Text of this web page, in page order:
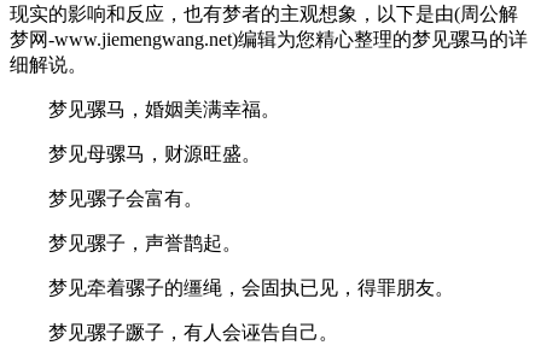
现实的影响和反应，也有梦者的主观想象，以下是由(周公解
梦网-www.jiemengwang.net)编辑为您精心整理的梦见骡马的详
细解说。
梦见骡马，婚姻美满幸福。
梦见母骡马，财源旺盛。
梦见骡子会富有。
梦见骡子，声誉鹊起。
梦见牵着骡子的缰绳，会固执已见，得罪朋友。
梦见骡子蹶子，有人会诬告自己。